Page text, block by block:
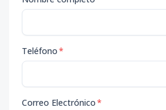
Teléfono*
Correo Electrónico*